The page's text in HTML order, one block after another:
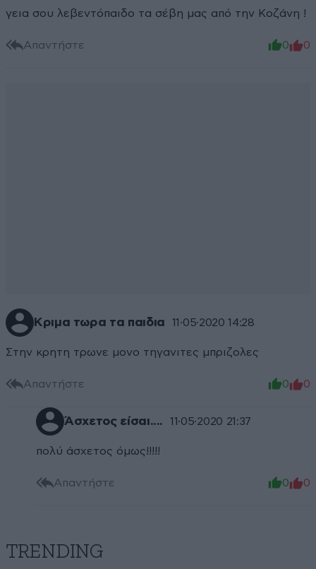
γεια σου λεβεντόπαιδο τα σέβη μας από την Κοζάνη !
Απαντήστε 0 0
Κριμα τωρα τα παιδια 11·05·2020 14:28
Στην κρητη τρωνε μονο τηγανιτες μπριζολες
Απαντήστε 0 0
Άσχετος είσαι.... 11·05·2020 21:37
πολύ άσχετος όμως!!!!!
Απαντήστε 0 0
TRENDING